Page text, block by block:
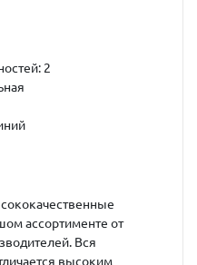
2
ассортименте от
Вся
высоким